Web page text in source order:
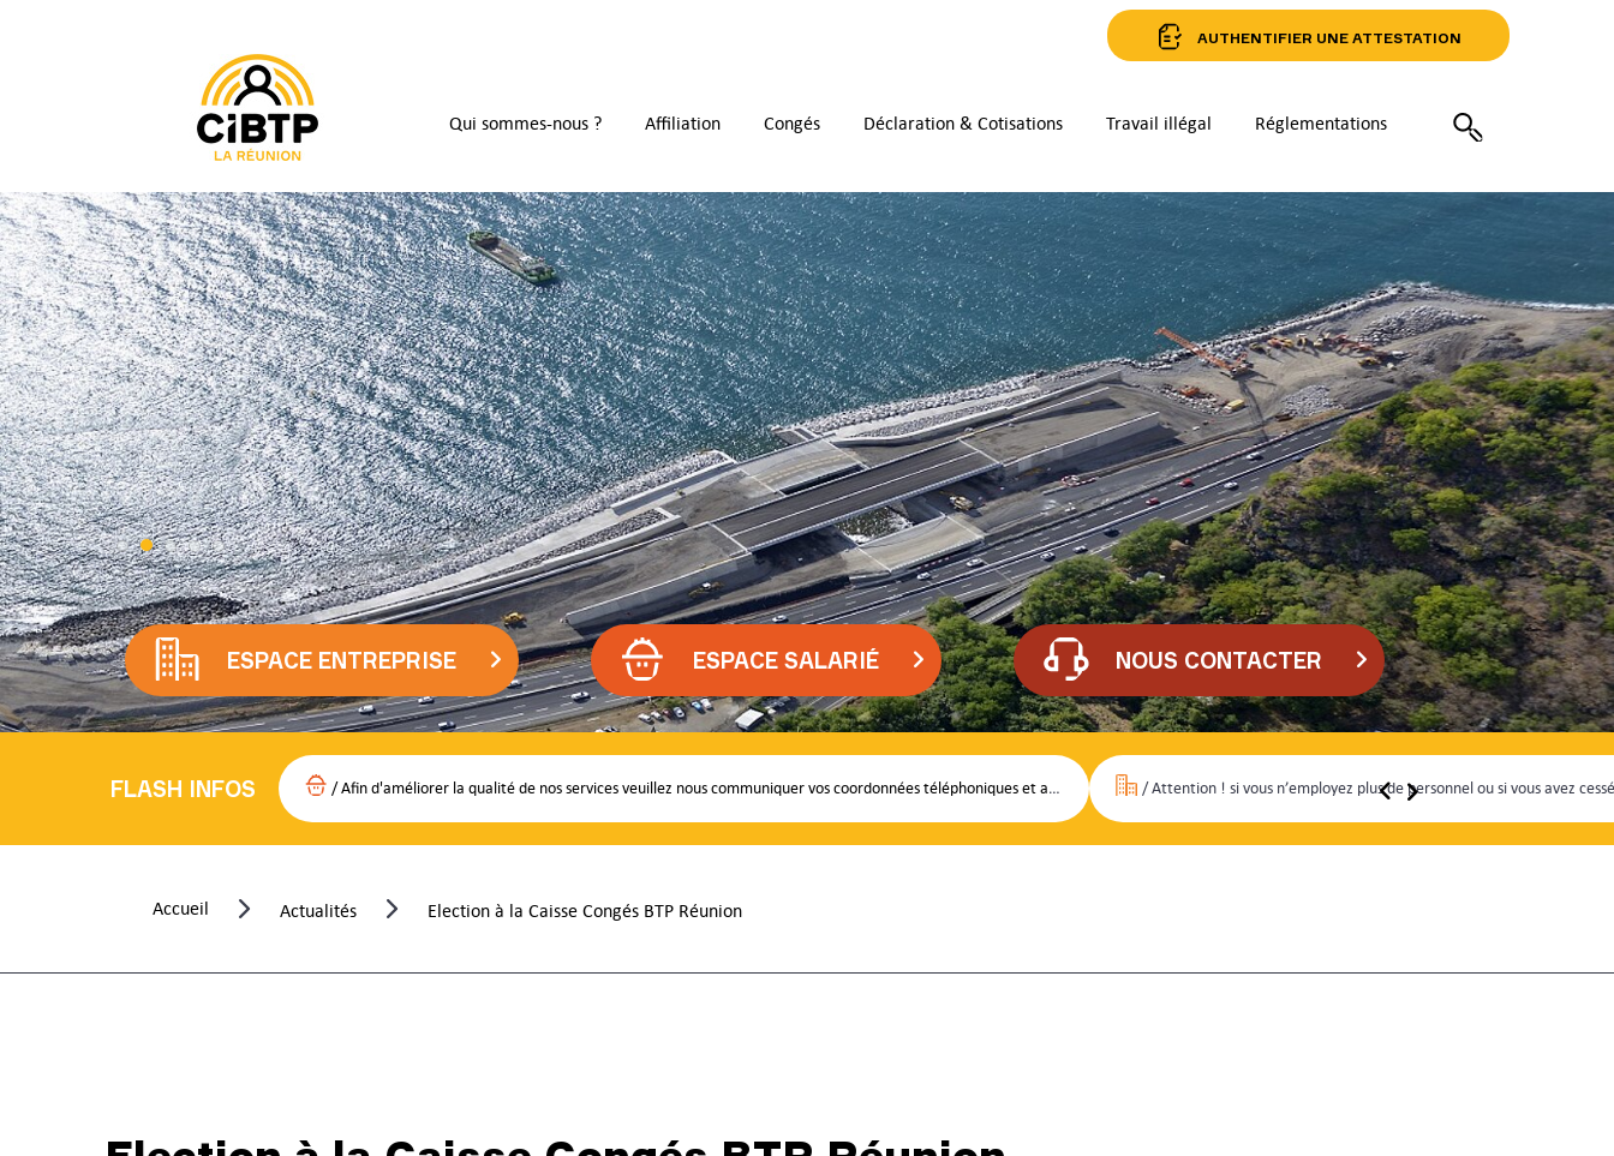
Qui sommes-nous ? Affiliation Congés Déclaration & Cotisations Travail illégal Réglementations
AUTHENTIFIER UNE ATTESTATION
ESPACE ENTREPRISE ESPACE SALARIÉ NOUS CONTACTER
FLASH INFOS /Afin d'améliorer la qualité de nos services veuillez nous communiquer vos coordonnées téléphoniques et adresses e-mail SVP /Attention ! si vous n’employez plus de personnel ou si vous avez cessé vos
Accueil Actualités Election à la Caisse Congés BTP Réunion